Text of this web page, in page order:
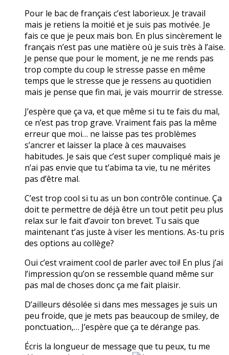
Pour le bac de français c’est laborieux. Je travail
mais je retiens la moitié et je suis pas motivée. Je
fais ce que je peux mais bon. En plus sincèrement le
français n’est pas une matière où je suis très à l’aise.
Je pense que pour le moment, je ne me rends pas
trop compte du coup le stresse passe en même
temps que le stresse que je ressens au quotidien
mais je pense que fin mai, je vais mourrir de stresse.
J’espère que ça va, et que même si tu te fais du mal,
ce n’est pas trop grave. Vraiment fais pas la même
erreur que moi… ne laisse pas tes problèmes
s’ancrer et laisser la place à ces mauvaises
habitudes. Je sais que c’est super compliqué mais je
n’ai pas envie que tu t’abima ta vie, tu ne mérites
pas d’être mal.
C’est trop cool si tu as un bon contrôle continue. Ça
doit te permettre de déjà être un tout petit peu plus
relax sur le fait d’avoir ton brevet. Tu sais que
maintenant t’as juste à viser les mentions. As-tu pris
des options au collège?
Oui c’est vraiment cool de parler avec toi! En plus j’ai
l’impression qu’on se ressemble quand même sur
pas mal de choses donc ça me fait plaisir.
D’ailleurs désolée si dans mes messages je suis un
peu froide, que je mets pas beaucoup de smiley, de
ponctuation,… J’espère que ça te dérange pas.
Écris la longueur de message que tu peux, tu me